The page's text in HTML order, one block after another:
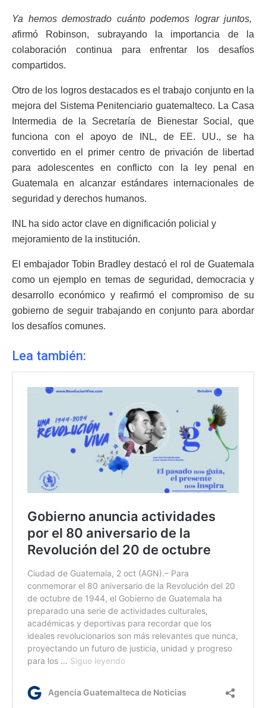
Ya hemos demostrado cuánto podemos lograr juntos,
afirmó Robinson, subrayando la importancia de la
colaboración continua para enfrentar los desafíos
compartidos.
Otro de los logros destacados es el trabajo conjunto en la
mejora del Sistema Penitenciario guatemalteco. La Casa
Intermedia de la Secretaría de Bienestar Social, que
funciona con el apoyo de INL, de EE. UU., se ha
convertido en el primer centro de privación de libertad
para adolescentes en conflicto con la ley penal en
Guatemala en alcanzar estándares internacionales de
seguridad y derechos humanos.
INL ha sido actor clave en dignificación policial y
mejoramiento de la institución.
El embajador Tobin Bradley destacó el rol de Guatemala
como un ejemplo en temas de seguridad, democracia y
desarrollo económico y reafirmó el compromiso de su
gobierno de seguir trabajando en conjunto para abordar
los desafíos comunes.
Lea también: